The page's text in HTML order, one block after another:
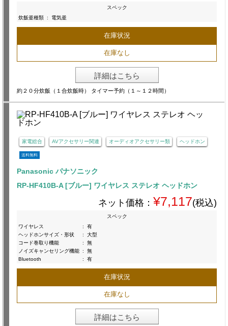
スペック
炊飯釜種類 : 電気釜
在庫状況
在庫なし
詳細はこちら
約２０分炊飯（１合炊飯時） タイマー予約（１～１２時間）
家電総合 AVアクセサリー関連 オーディオアクセサリー類 ヘッドホン
送料無料
Panasonic パナソニック
RP-HF410B-A [ブルー] ワイヤレス ステレオ ヘッドホン
ネット価格： ¥7,117(税込)
スペック
ワイヤレス
:
有
ヘッドホンサイズ・形状
:
大型
コード巻取り機能
:
無
ノイズキャンセリング機能 :
無
Bluetooth
: 有
在庫状況
在庫なし
詳細はこちら